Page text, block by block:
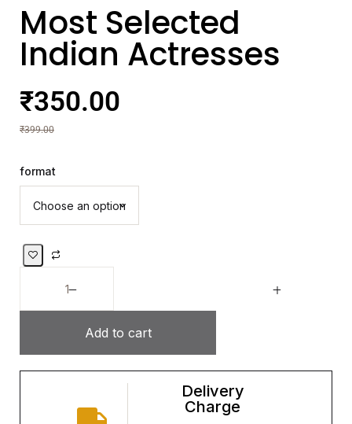
Most Selected
Indian Actresses
₹350.00
₹399.00
format
Add to cart
Delivery
Charge